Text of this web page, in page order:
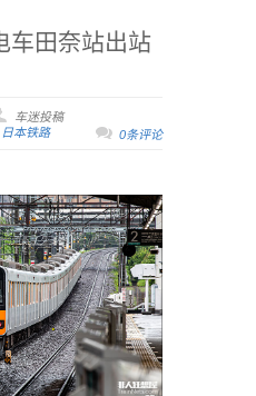
车田奈站出站
车迷投稿
日本铁路 0条评论